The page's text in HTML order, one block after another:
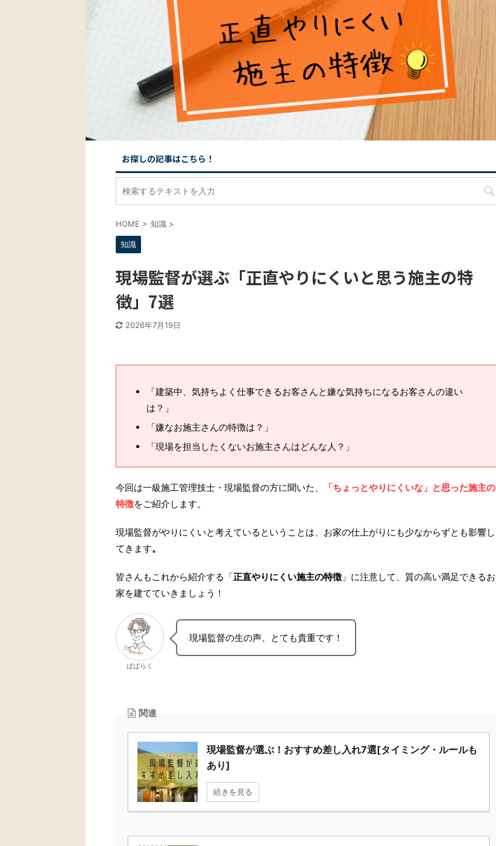
お探しの記事はこちら！
HOME > 知識 >
知識
現場監督が選ぶ「正直やりにくいと思う施主の特
徴」7選
2026年7月19日
「建築中、気持ちよく仕事できるお客さんと嫌な気持ちになるお客さんの違い
は？」
「嫌なお施主さんの特徴は？」
「現場を担当したくないお施主さんはどんな人？」
今回は一級施工管理技士・現場監督の方に聞いた、 「ちょっとやりにくいな 」と思った施主の
特徴をご紹介します。
現場監督がやりにくいと考えているということは、お家の仕上がりにも少なからずとも影響し
てきます。
皆さんもこれから紹介する「正直やりにくい施主の特徴 」に注意して、質の高い満足できるお
家を建てていきましょう！
ぱぱらく
現場監督の生の声、とても貴重です！
関連
現場監督が選ぶ！おすすめ差し入れ7選[タイミング・ルールも
あり]
続きを見る